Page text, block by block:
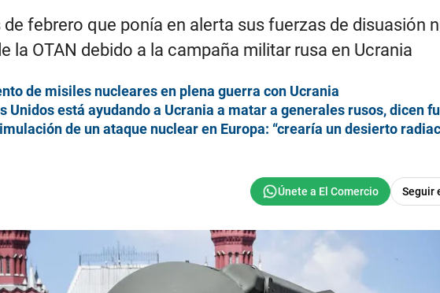
febrero que ponía en alerta sus fuerzas de disuasión
la OTAN debido a la campaña militar rusa en Ucrania
de misiles nucleares en plena guerra con Ucrania
Unidos está ayudando a Ucrania a matar a generales rusos, dicen
de un ataque nuclear en Europa: “crearía un desierto
Seguir